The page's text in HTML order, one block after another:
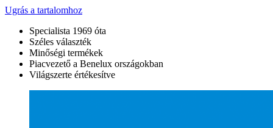
Ugrás a tartalomhoz
Specialista 1969 óta
Széles választék
Minőségi termékek
Piacvezető a Benelux országokban
Világszerte értékesítve